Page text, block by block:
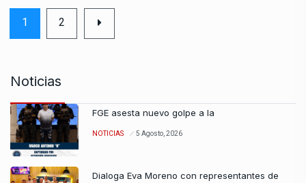
1 2
Noticias
FGE asesta nuevo golpe a la
NOTICIAS 5 Agosto, 2026
Dialoga Eva Moreno con representantes de